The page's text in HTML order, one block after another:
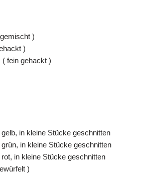
)
)
fein gehackt )
in kleine Stücke geschnitten
in kleine Stücke geschnitten
in kleine Stücke geschnitten
)